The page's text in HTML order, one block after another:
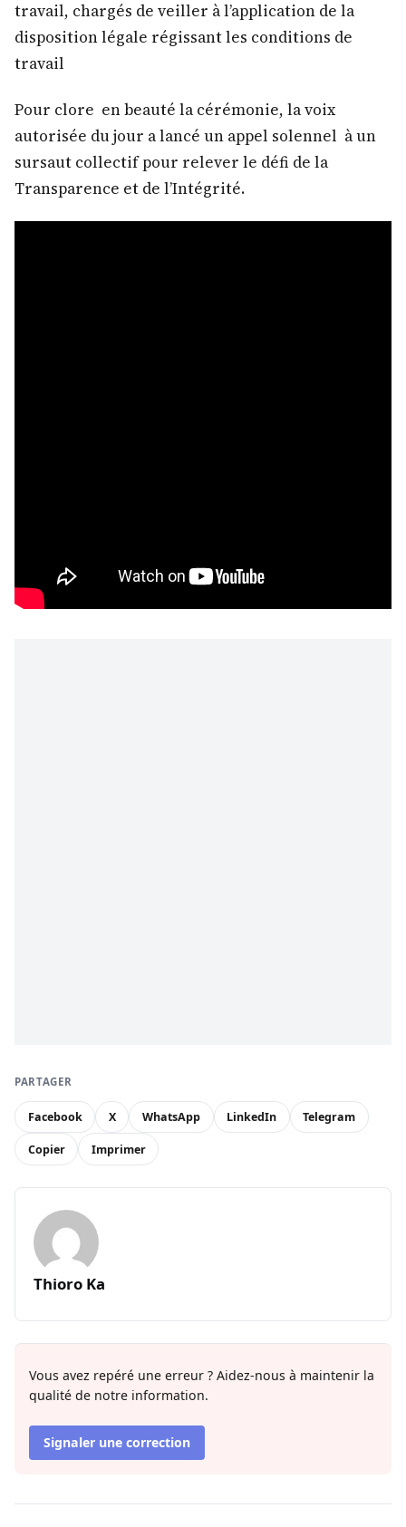
travail, chargés de veiller à l’application de la
disposition légale régissant les conditions de
travail
Pour clore en beauté la cérémonie, la voix
autorisée du jour a lancé un appel solennel à un
sursaut collectif pour relever le défi de la
Transparence et de l’Intégrité.
PARTAGER
Facebook X WhatsApp LinkedIn Telegram
Copier Imprimer
Thioro Ka
Vous avez repéré une erreur ? Aidez-nous à maintenir la
qualité de notre information.
Signaler une correction